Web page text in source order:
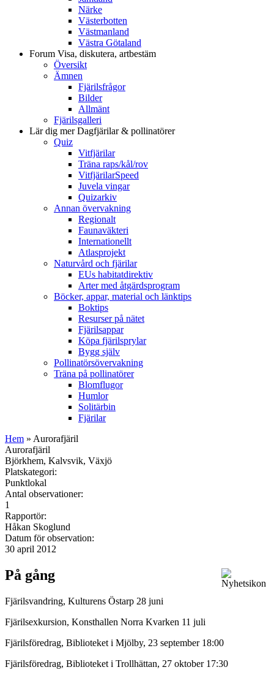
Närke
Västerbotten
Västmanland
Västra Götaland
Forum Visa, diskutera, artbestäm
Översikt
Ämnen
Fjärilsfrågor
Bilder
Allmänt
Fjärilsgalleri
Lär dig merDagfjärilar & pollinatörer
Quiz
Vitfjärilar
Träna raps/kål/rov
VitfjärilarSpeed
Juvela vingar
Quizarkiv
Annan övervakning
Regionalt
Faunaväkteri
Internationellt
Atlasprojekt
Naturvård och fjärilar
EUs habitatdirektiv
Arter med åtgärdsprogram
Böcker, appar, material och länktips
Boktips
Resurser på nätet
Fjärilsappar
Köpa fjärilsprylar
Bygg själv
Pollinatörsövervakning
Träna på pollinatörer
Blomflugor
Humlor
Solitärbin
Fjärilar
Hem » Aurorafjäril
Aurorafjäril
Björkhem, Kalvsvik, Växjö
Platskategori:
Punktlokal
Antal observationer:
1
Rapportör:
Håkan Skoglund
Datum för observation:
30 april 2012
På gång
Fjärilsvandring, Kulturens Östarp 28 juni
Fjärilsexkursion, Konsthallen Norra Kvarken 11 juli
Fjärilsföredrag, Biblioteket i Mjölby, 23 september 18:00
Fjärilsföredrag, Biblioteket i Trollhättan, 27 oktober 17:30